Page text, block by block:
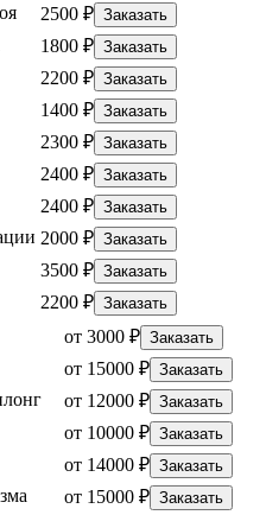
2500 ₽ Заказать
1800 ₽ Заказать
2200 ₽ Заказать
1400 ₽ Заказать
2300 ₽ Заказать
2400 ₽ Заказать
2400 ₽ Заказать
2000 ₽ Заказать
3500 ₽ Заказать
2200 ₽ Заказать
от 3000 ₽ Заказать
от 15000 ₽ Заказать
от 12000 ₽ Заказать
от 10000 ₽ Заказать
от 14000 ₽ Заказать
от 15000 ₽ Заказать